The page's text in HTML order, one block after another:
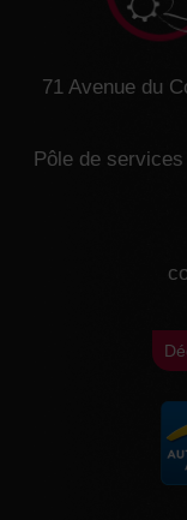
71 Avenue du
Pôle de